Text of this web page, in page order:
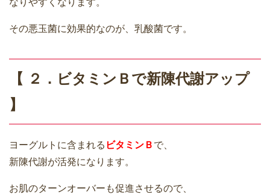
なりやすくなります。
その悪玉菌に効果的なのが、乳酸菌です。
【 ２．ビタミンＢで新陳代謝アップ
】
ヨーグルトに含まれる ビタミンＢ で、
新陳代謝が活発になります。
お肌のターンオーバーも促進させるので、